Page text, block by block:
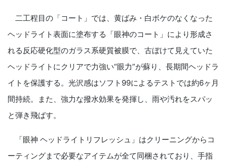
二工程目の「コート」では、黄ばみ・白ボケのなくなった
ヘッドライト表面に塗布する「眼神のコート」により形成さ
れる反応硬化型のガラス系硬質被膜で、古ぼけて見えていた
ヘッドライトにクリアで力強い“眼力”が蘇り、長期間ヘッドラ
イトを保護する。光沢感はソフト99によるテストでは約6ヶ月
間持続。また、強力な撥水効果を発揮し、雨や汚れをスパッ
と弾き飛ばす。
「眼神 ヘッドライトリフレッシュ」はクリーニングからコ
ーティングまで必要なアイテムが全て同梱されており、手指